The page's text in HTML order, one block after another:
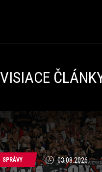
SPRÁVY 03.08.2026